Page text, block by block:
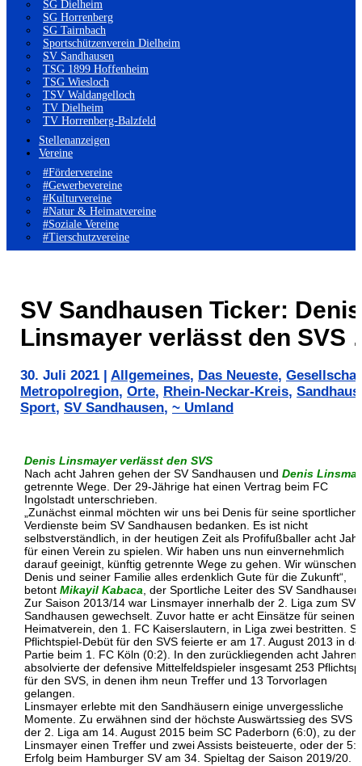
SG Dielheim
SG Horrenberg
SG Tairnbach
Sportschützenverein Dielheim
SV Sandhausen
TSG 1899 Hoffenheim
TSG Wiesloch
TSV Waldangelloch
TV Dielheim
TV Horrenberg-Balzfeld
Stellenanzeigen
Vereine
#Fördervereine
#Gewerbevereine
#Kulturvereine
#Natur & Heimatvereine
#Soziale Vereine
#Tierschutzvereine
SV Sandhausen Ticker: Denis
Linsmayer verlässt den SVS
30. Juli 2021 Allgemeines, Das Neueste,
Metropolregion, Orte, Rhein-Neckar-Kreis,
Sport, SV Sandhausen, ~ Umland
Denis Linsmayer verlässt den SVS
Nach acht Jahren gehen der SV Sandhausen und Denis
getrennte Wege. Der 29-Jährige hat einen Vertrag beim FC
Ingolstadt unterschrieben.
„Zunächst einmal möchten wir uns bei Denis für seine sportlichen
Verdienste beim SV Sandhausen bedanken. Es ist nicht
selbstverständlich, in der heutigen Zeit als Profifußballer acht
für einen Verein zu spielen. Wir haben uns nun einvernehmlich
darauf geeinigt, künftig getrennte Wege zu gehen. Wir wünschen
Denis und seiner Familie alles erdenklich Gute für die Zukunft“,
betont Mikayil Kabaca, der Sportliche Leiter des SV
Zur Saison 2013/14 war Linsmayer innerhalb der 2. Liga zum SV
Sandhausen gewechselt. Zuvor hatte er acht Einsätze für seinen
Heimatverein, den 1. FC Kaiserslautern, in Liga zwei bestritten.
Pflichtspiel-Debüt für den SVS feierte er am 17. August 2013 in
Partie beim 1. FC Köln (0:2). In den zurückliegenden acht Jahren
absolvierte der defensive Mittelfeldspieler insgesamt 253
für den SVS, in denen ihm neun Treffer und 13 Torvorlagen
gelangen.
Linsmayer erlebte mit den Sandhäusern einige unvergessliche
Momente. Zu erwähnen sind der höchste Auswärtssieg des SVS
der 2. Liga am 14. August 2015 beim SC Paderborn (6:0), zu dem
Linsmayer einen Treffer und zwei Assists beisteuerte, oder der
Erfolg beim Hamburger SV am 34. Spieltag der Saison 2019/20.